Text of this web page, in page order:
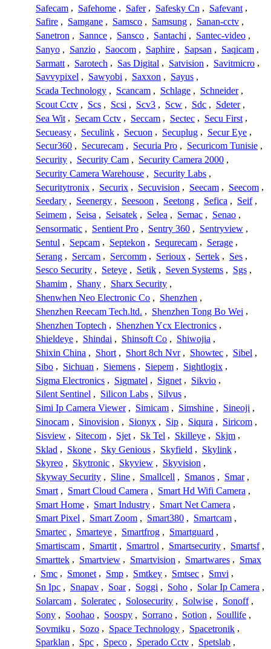
Safecam , Safehome , Safer , Safesky Cn , Safevant ,
Safire , Samgane , Samsco , Samsung , Sanan-cctv ,
Sanetron , Sannce , Sansco , Santachi , Santec-video ,
Sanyo , Sanzio , Saocom , Saphire , Sapsan , Saqicam ,
Sarmatt , Sarotech , Sas Digital , Satvision , Savitmicro ,
Savvypixel , Sawyobi , Saxxon , Sayus ,
Scada Technology , Scancam , Schlage , Schneider ,
Scout Cctv , Scs , Scsi , Scv3 , Scw , Sdc , Sdeter ,
Sea Wit , Secam Cctv , Seccam , Sectec , Secu First ,
Secueasy , Seculink , Secuon , Secuplug , Secur Eye ,
Secur360 , Securecam , Securia Pro , Securicom Tunisie ,
Security , Security Cam , Security Camera 2000 ,
Security Camera Warehouse , Security Labs ,
Securitytronix , Securix , Secuvision , Seecam , Seecom ,
Seedary , Seenergy , Seesoon , Seetong , Sefica , Seif ,
Seimem , Seisa , Seisatek , Selea , Semac , Senao ,
Sensormatic , Sentient Pro , Sentry 360 , Sentryview ,
Sentul , Sepcam , Septekon , Sequrecam , Serage ,
Serang , Sercam , Sercomm , Serioux , Sertek , Ses ,
Sesco Security , Seteye , Setik , Seven Systems , Sgs ,
Shamim , Shany , Sharx Security ,
Shenwhen Neo Electronic Co , Shenzhen ,
Shenzhen Reecam Tech.ltd. , Shenzhen Tong Bo Wei ,
Shenzhen Toptech , Shenzhen Ycx Electronics ,
Shieldeye , Shindai , Shinsoft Co , Shiwojia ,
Shixin China , Short , Short 8ch Nvr , Showtec , Sibel ,
Sibo , Sichuan , Siemens , Siepem , Sightlogix ,
Sigma Electronics , Sigmatel , Signet , Sikvio ,
Silent Sentinel , Silicon Labs , Silvus ,
Simi Ip Camera Viewer , Simicam , Simshine , Sineoji ,
Sinocam , Sinovision , Sionyx , Sip , Siqura , Siricom ,
Sisview , Sitecom , Sjet , Sk Tel , Skilleye , Skjm ,
Sklad , Skone , Sky Genious , Skyfield , Skylink ,
Skyreo , Skytronic , Skyview , Skyvision ,
Skyway Security , Sline , Smallcell , Smanos , Smar ,
Smart , Smart Cloud Camera , Smart Hd Wifi Camera ,
Smart Home , Smart Industry , Smart Net Camera ,
Smart Pixel , Smart Zoom , Smart380 , Smartcam ,
Smartec , Smarteye , Smartfrog , Smartguard ,
Smartiscam , Smartit , Smartrol , Smartsecurity , Smartsf ,
Smarttek , Smartview , Smartvision , Smartwares , Smax
, Smc , Smonet , Smp , Smtkey , Smtsec , Smvi ,
Sn Ipc , Snapav , Soar , Soggi , Soho , Solar Ip Camera ,
Solarcam , Soleratec , Solosecurity , Solwise , Sonoff ,
Sony , Soohao , Soospy , Sorrano , Sotion , Soullife ,
Sovmiku , Sozo , Space Technology , Spacetronik ,
Sparklan , Spc , Speco , Sperado Cctv , Spetslab ,